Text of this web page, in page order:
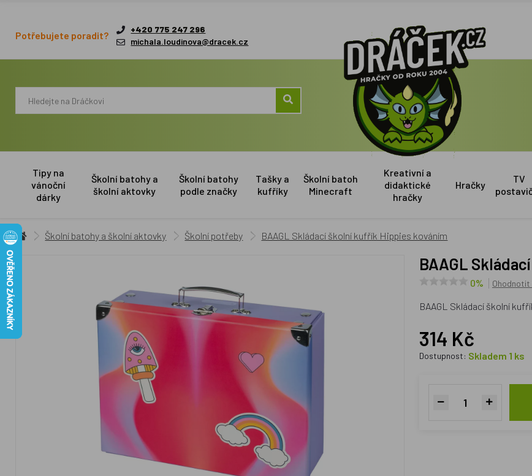
Potřebujete poradit?
+420 775 247 296
michala.loudinova@dracek.cz
Tipy na
vánoční
dárky
Školní batohy a
školní aktovky
Školní batohy
podle značky
Tašky a
kufříky
Školní batoh
Minecraft
Kreativní a
didaktické
hračky
Hračky
TV
Školní batohy a školní aktovky Školní potřeby BAAGL Skládací školní kufřík Hippies kováním
BAAGL
0%
BAAGL Skládací školní
314 Kč
Dostupnost: Skladem 1 ks